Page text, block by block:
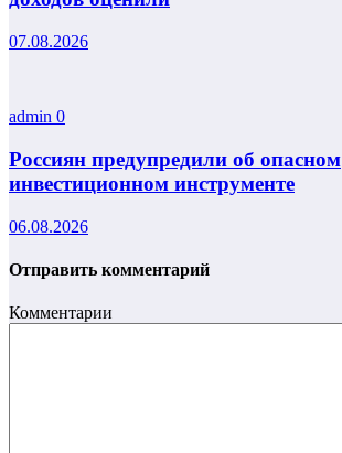
07.08.2026
admin 0
Россиян предупредили об опасном
инвестиционном инструменте
06.08.2026
Отправить комментарий
Комментарии